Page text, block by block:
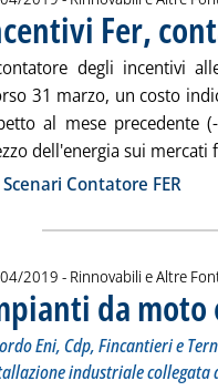
Fer,
degli incentivi
31 marzo, un costo
al mese precedente
dell'energia sui mercati
allegati PDF alla
Scenari Contatore FER
2019 - Rinnovabili e Altre
da
Eni, Cdp, Fincantieri e
industriale collegata